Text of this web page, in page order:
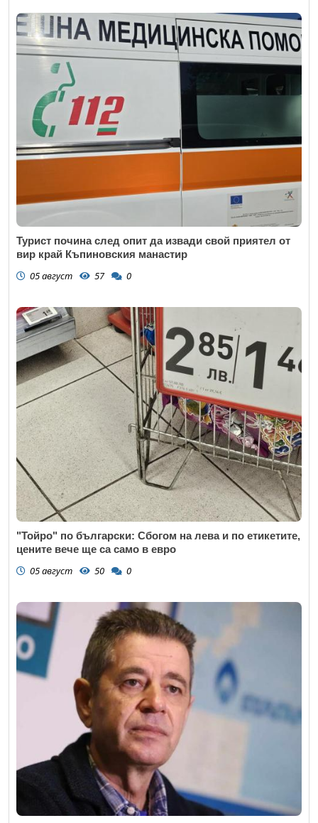
Турист почина след опит да извади свой приятел от
вир край Къпиновския манастир
05 август 57 0
"Тойро" по български: Сбогом на лева и по етикетите,
цените вече ще са само в евро
05 август 50 0